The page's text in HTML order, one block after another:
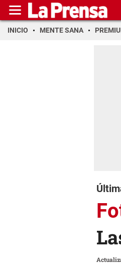
INICIO MENTE SANA